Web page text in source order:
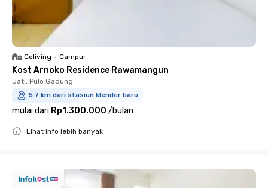
Coliving • Campur
Kost Arnoko Residence Rawamangun
Jati, Pulo Gadung
5.7 km dari stasiun klender baru
mulai dari Rp1.300.000 /bulan
Lihat info lebih banyak